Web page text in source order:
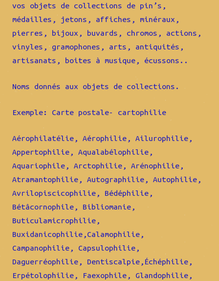
vos objets de collections de pin’s,
médailles, jetons, affiches, minéraux,
pierres, bijoux, buvards, chromos, actions,
vinyles, gramophones, arts, antiquités,
artisanats, boites à musique, écussons..
Noms donnés aux objets de collections.
Exemple: Carte postale- cartophilie
Aérophilatélie, Aérophilie, Ailurophilie,
Appertophilie, Aqualabélophilie,
Aquariophile, Arctophilie, Arénophilie,
Atramantophilie, Autographilie, Autophilie,
Avrilopiscicophilie, Bédéphilie,
Bétâcornophile, Bibliomanie,
Buticulamicrophilie,
Buxidanicophilie,Calamophilie,
Campanophilie, Capsulophilie,
Daguerréophilie, Dentiscalpie,Échéphilie,
Erpétolophilie, Faexophile, Glandophilie,